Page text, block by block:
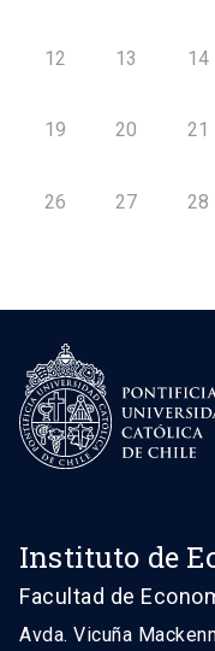
12 13 14
19 20 21
26 27 28
Instituto de
Facultad de
Avda. Vicuña